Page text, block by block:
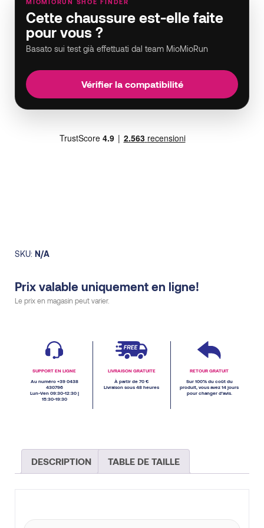
Cette chaussure est-elle faite
pour vous ?
Basato sui test già effettuati dal team MioMioRun
Vérifier la compatibilité
SKU: N/A
Prix valable uniquement en ligne!
Le prix en magasin peut varier.
SUPPORT EN LIGNE
Au numéro +39 0438
430796
Lun-Ven 09:30-12:30 |
15:30-19:30
LIVRAISON GRATUITE
À partir de 70 €
Livraison sous 48 heures
RETOUR GRATUIT
Sur 100% du coût du
produit, vous avez 14 jours
pour changer d’avis.
DESCRIPTION TABLE DE TAILLE